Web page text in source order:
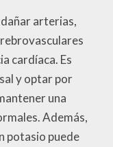
arterias,
cardíaca. Es
y optar por
una
Además,
potasio puede